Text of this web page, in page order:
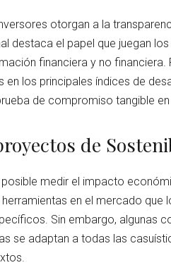
otorgan a la
destaca el papel que juegan
financiera y no financiera.
los principales índices de
de compromiso tangible en
de
medir el impacto
en el mercado que
Sin embargo, algunas
se adaptan a todas las